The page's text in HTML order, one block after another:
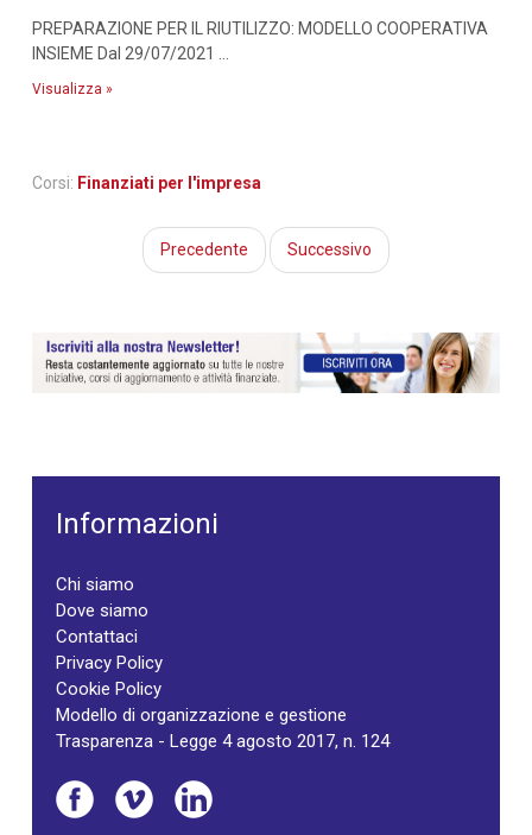
PREPARAZIONE PER IL RIUTILIZZO: MODELLO COOPERATIVA
INSIEME Dal 29/07/2021 ...
Visualizza »
Corsi: Finanziati per l'impresa
Precedente Successivo
Informazioni
Chi siamo
Dove siamo
Contattaci
Privacy Policy
Cookie Policy
Modello di organizzazione e gestione
Trasparenza - Legge 4 agosto 2017, n. 124